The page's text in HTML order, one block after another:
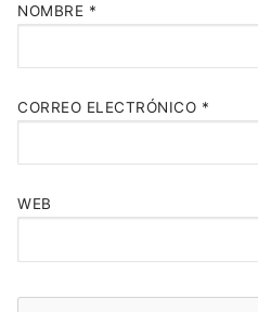
NOMBRE *
CORREO ELECTRÓNICO *
WEB